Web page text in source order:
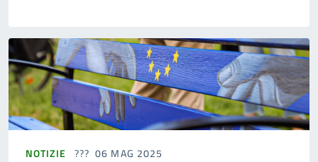
NOTIZIE 06 MAG 2025